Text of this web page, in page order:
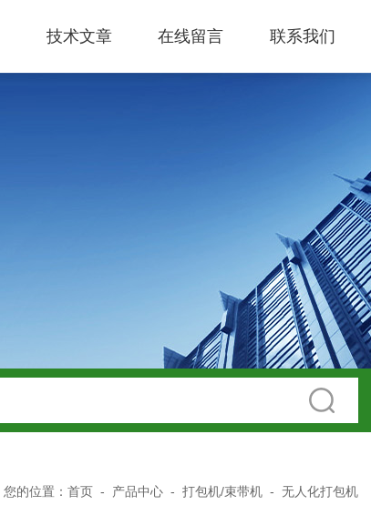
技术文章 在线留言 联系我们
您的位置： 首页 - 产品中心 - 打包机/束带机 - 无人化打包机